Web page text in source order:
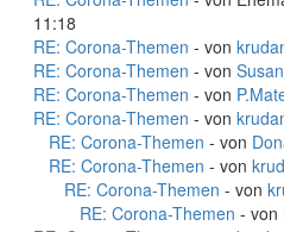
11:18
RE: Corona-Themen - von
RE: Corona-Themen - von
RE: Corona-Themen - von
RE: Corona-Themen - von
RE: Corona-Themen - von
RE: Corona-Themen - von
RE: Corona-Themen - von
RE: Corona-Themen - von